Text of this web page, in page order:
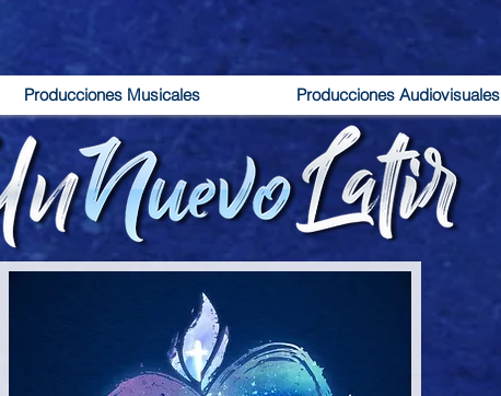
Producciones Musicales Producciones Audiovisuales